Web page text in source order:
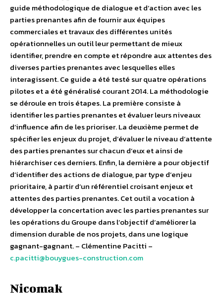
guide méthodologique de dialogue et d’action avec les
parties prenantes afin de fournir aux équipes
commerciales et travaux des différentes unités
opérationnelles un outil leur permettant de mieux
identifier, prendre en compte et répondre aux attentes des
diverses parties prenantes avec lesquelles elles
interagissent. Ce guide a été testé sur quatre opérations
pilotes et a été généralisé courant 2014. La méthodologie
se déroule en trois étapes. La première consiste à
identifier les parties prenantes et évaluer leurs niveaux
d’influence afin de les prioriser. La deuxième permet de
spécifier les enjeux du projet, d’évaluer le niveau d’attente
des parties prenantes sur chacun d’eux et ainsi de
hiérarchiser ces derniers. Enfin, la dernière a pour objectif
d’identifier des actions de dialogue, par type d’enjeu
prioritaire, à partir d’un référentiel croisant enjeux et
attentes des parties prenantes. Cet outil a vocation à
développer la concertation avec les parties prenantes sur
les opérations du Groupe dans l’objectif d’améliorer la
dimension durable de nos projets, dans une logique
gagnant-gagnant. – Clémentine Pacitti –
c.pacitti@bouygues-construction.com
Nicomak